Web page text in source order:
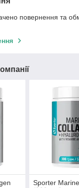
повернення та
Sporter